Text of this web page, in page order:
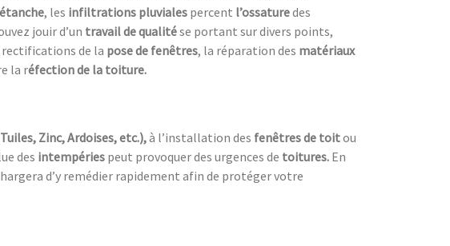
étanche, les infiltrations pluviales percent l’ossaturedes
jouir d’un travail de qualitése portant sur divers points,
rectifications de la pose de fenêtres, la réparation des matériaux
la réfection de la toiture.
Tuiles, Zinc, Ardoises, etc.),à l’installation des fenêtres de toitou
des intempéries peut provoquer des urgences de toitures. En
d’y remédier rapidement afin de protéger votre